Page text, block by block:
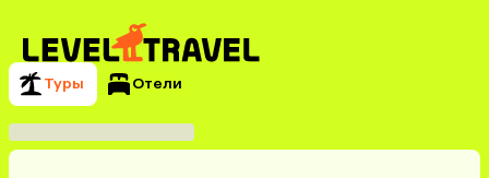
Туры Отели